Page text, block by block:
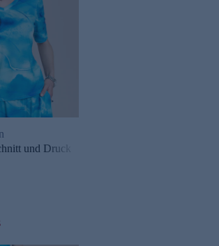
und Druck